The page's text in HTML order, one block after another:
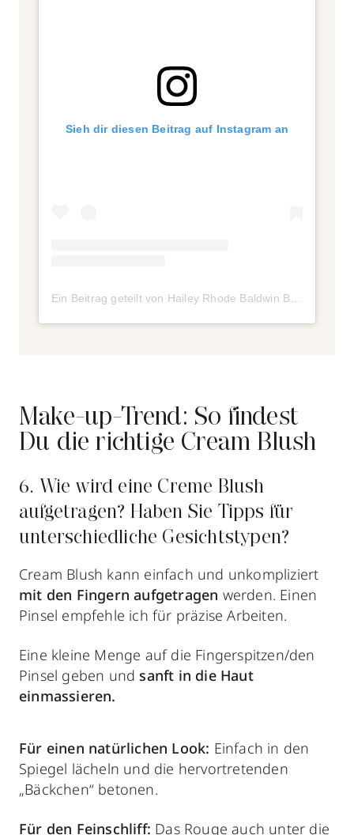
Sieh dir diesen Beitrag auf Instagram an
Ein Beitrag geteilt von Hailey Rhode Baldwin Bieber (@haileybieber)
Make-up-Trend: So findest
Du die richtige Cream Blush
6. Wie wird eine Creme Blush
aufgetragen? Haben Sie Tipps für
unterschiedliche Gesichtstypen?
Cream Blush kann einfach und unkompliziert
mit den Fingern aufgetragen werden. Einen
Pinsel empfehle ich für präzise Arbeiten.
Eine kleine Menge auf die Fingerspitzen/den
Pinsel geben und sanft in die Haut
einmassieren.
Für einen natürlichen Look: Einfach in den
Spiegel lächeln und die hervortretenden
„Bäckchen“ betonen.
Für den Feinschliff: Das Rouge auch unter die